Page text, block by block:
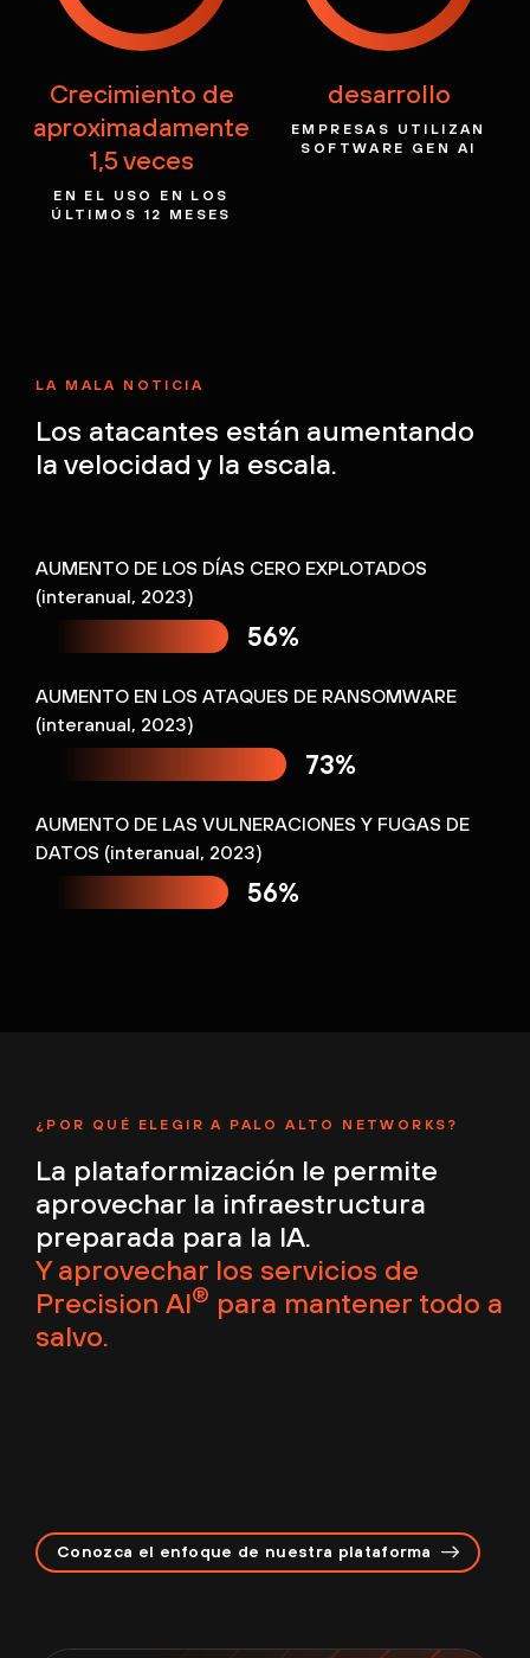
Crecimiento de
aproximadamente
1,5 veces
EN EL USO EN LOS
ÚLTIMOS 12 MESES
desarrollo
EMPRESAS UTILIZAN
SOFTWARE GEN AI
AUMENTO DE LOS DÍAS CERO EXPLOTADOS
(interanual, 2023)
56%
AUMENTO EN LOS ATAQUES DE RANSOMWARE
(interanual, 2023)
73%
AUMENTO DE LAS VULNERACIONES Y FUGAS DE
DATOS (interanual, 2023)
56%
LA MALA NOTICIA
Los atacantes están aumentando
la velocidad y la escala.
¿POR QUÉ ELEGIR A PALO ALTO NETWORKS?
La plataformización le permite
aprovechar la infraestructura
preparada para la IA.
Y aprovechar los servicios de
Precision AI® para mantener todo a
salvo.
Conozca el enfoque de nuestra plataforma